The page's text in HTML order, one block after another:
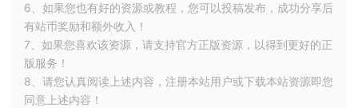
6、如果您也有好的资源或教程，您可以投稿发布，成功分享后
有站币奖励和额外收入！
7、如果您喜欢该资源，请支持官方正版资源，以得到更好的正
版服务！
8、请您认真阅读上述内容，注册本站用户或下载本站资源即您
同意上述内容！